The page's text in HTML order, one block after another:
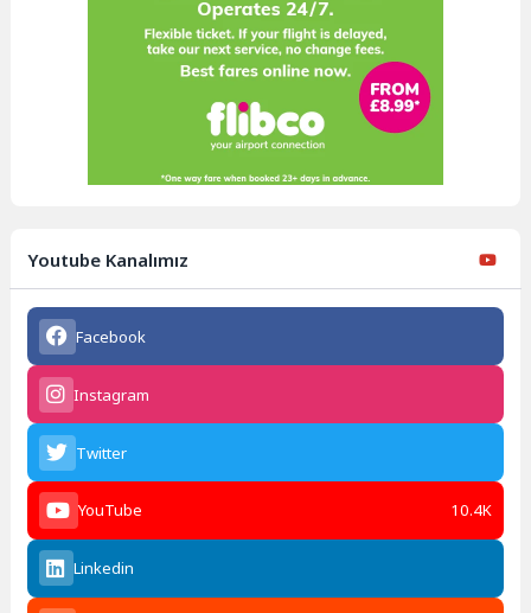
Youtube Kanalımız
Facebook
Instagram
Twitter
YouTube 10.4K
Linkedin